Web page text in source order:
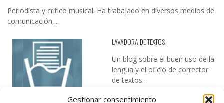
Gestionar consentimiento
Periodista y crítico musical. Ha trabajado en diversos medios de
comunicación,...
LAVADORA DE TEXTOS
Un blog sobre el buen uso de la
lengua y el oficio de corrector
de textos…